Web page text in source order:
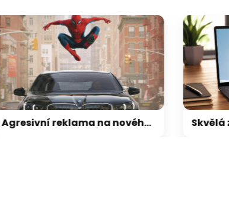
Agresivní reklama na nového Spider-Mana rozčílila majitele BMW, kritice neuniknul ani Samsung